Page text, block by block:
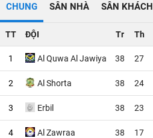
CHUNG SÂN NHÀ SÂN KHÁCH
TT ĐỘI Tr Th
1 Al Quwa Al Jawiya 38 27
2 Al Shorta 38 24
3 Erbil 38 23
4 Al Zawraa 38 17